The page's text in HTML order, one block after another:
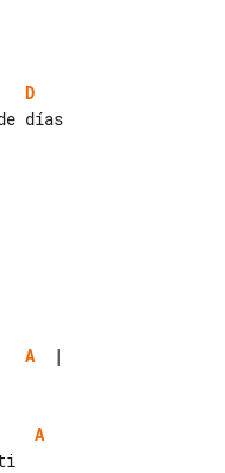
D
A
  |
A